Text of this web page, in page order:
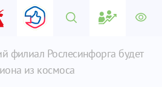
филиал Рослесинфорга будет
из космоса